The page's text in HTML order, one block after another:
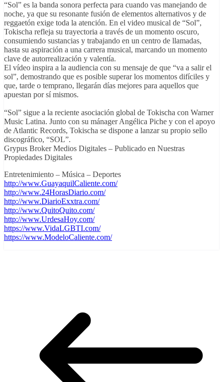
“Sol” es la banda sonora perfecta para cuando vas manejando de
noche, ya que su resonante fusión de elementos alternativos y de
reggaetón exige toda la atención. En el video musical de “Sol”,
Tokischa refleja su trayectoria a través de un momento oscuro,
consumiendo sustancias y trabajando en un centro de llamadas,
hasta su aspiración a una carrera musical, marcando un momento
clave de autorrealización y valentía.
El vídeo inspira a la audiencia con su mensaje de que “va a salir el
sol”, demostrando que es posible superar los momentos difíciles y
que, tarde o temprano, llegarán días mejores para aquellos que
apuestan por sí mismos.
“Sol” sigue a la reciente asociación global de Tokischa con Warner
Music Latina. Junto con su mánager Angélica Piche y con el apoyo
de Atlantic Records, Tokischa se dispone a lanzar su propio sello
discográfico, “SOL”.
Grypus Broker Medios Digitales – Publicado en Nuestras
Propiedades Digitales
Entretenimiento – Música – Deportes
http://www.GuayaquilCaliente.com/
http://www.24HorasDiario.com/
http://www.DiarioExxtra.com/
http://www.QuitoQuito.com/
http://www.UrdesaHoy.com/
https://www.VidaLGBTI.com/
https://www.ModeloCaliente.com/